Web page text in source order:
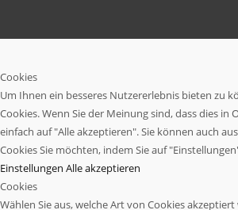
Cookies
Um Ihnen ein besseres Nutzererlebnis bieten zu
Cookies. Wenn Sie der Meinung sind, dass dies in
einfach auf "Alle akzeptieren". Sie können auch
Cookies Sie möchten, indem Sie auf
Einstellungen Alle akzeptieren
Cookies
Wählen Sie aus, welche Art von Cookies